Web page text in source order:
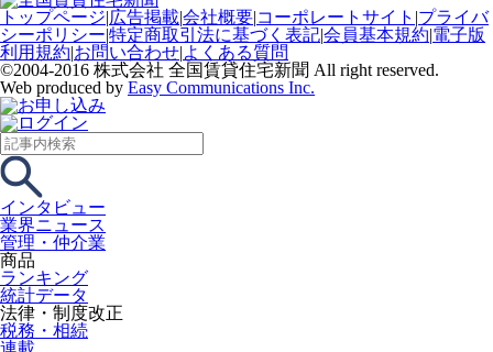
トップページ|広告掲載|会社概要|コーポレートサイト |プライバ
シーポリシー|特定商取引法に基づく表記|会員基本規約|電子版
利用規約|お問い合わせ|よくある質問
©2004-2016 株式会社 全国賃貸住宅新聞 All right reserved.
Web produced by Easy Communications Inc.
インタビュー
業界ニュース
管理・仲介業
商品
ランキング
統計データ
法律・制度改正
税務・相続
連載